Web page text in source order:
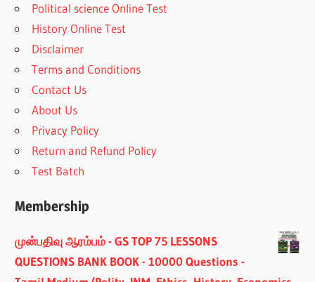
Political science Online Test
History Online Test
Disclaimer
Terms and Conditions
Contact Us
About Us
Privacy Policy
Return and Refund Policy
Test Batch
Membership
முன்பதிவு ஆரம்பம் - GS TOP 75 LESSONS
QUESTIONS BANK BOOK - 10000 Questions -